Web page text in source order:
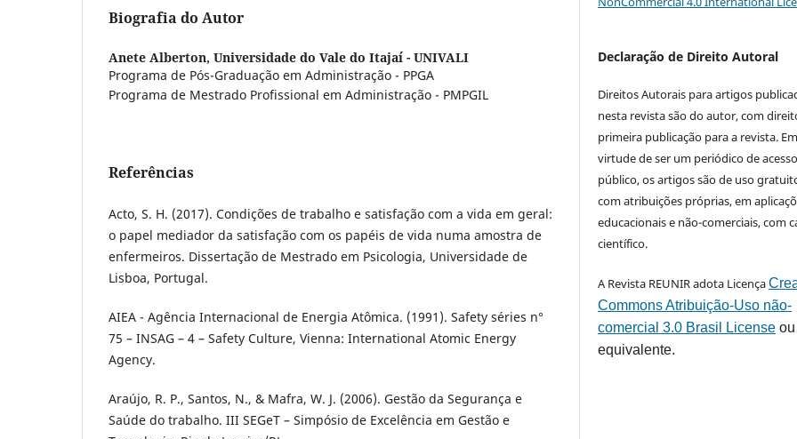
Biografia do Autor
Anete Alberton, Universidade do Vale do Itajaí - UNIVALI
Programa de Pós-Graduação em Administração - PPGA
Programa de Mestrado Profissional em Administração - PMPGIL
Referências
Acto, S. H. (2017). Condições de trabalho e satisfação com a vida em geral:
o papel mediador da satisfação com os papéis de vida numa amostra de
enfermeiros. Dissertação de Mestrado em Psicologia, Universidade de
Lisboa, Portugal.
AIEA - Agência Internacional de Energia Atômica. (1991). Safety séries n°
75 – INSAG – 4 – Safety Culture, Vienna: International Atomic Energy
Agency.
Araújo, R. P., Santos, N., & Mafra, W. J. (2006). Gestão da Segurança e
Saúde do trabalho. III SEGeT – Simpósio de Excelência em Gestão e
Declaração de Direito Autoral
Direitos Autorais para artigos
nesta revista são do autor, com
primeira publicação para a revista. Em
virtude de ser um periódico de acesso
público, os artigos são de uso
com atribuições próprias, em
educacionais e não-comerciais, com
científico.
A Revista REUNIR adota Licença
Commons Atribuição-Uso não-
comercial 3.0 Brasil License
equivalente.